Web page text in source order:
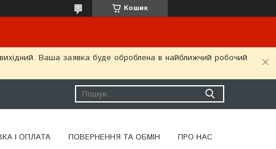
Кошик
Ваша заявка буде оброблена в найближчий робочий
І ОПЛАТА ПОВЕРНЕННЯ ТА ОБМІН ПРО НАС